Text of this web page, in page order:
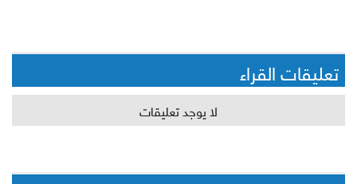
تعليقات القراء
لا يوجد تعليقات